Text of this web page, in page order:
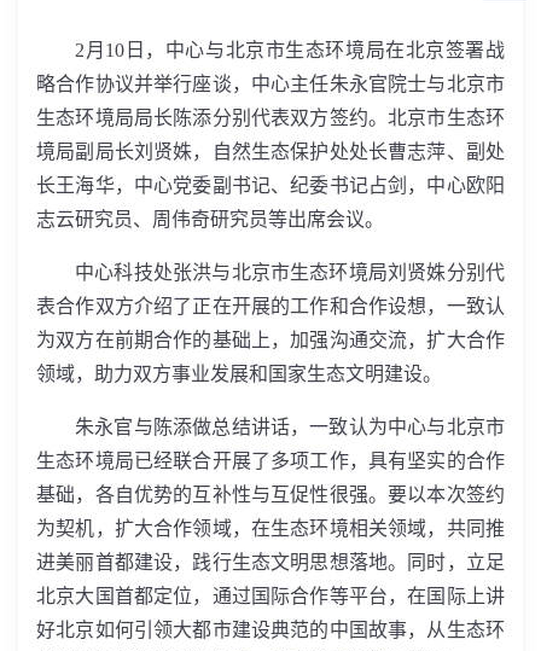
2 月 10 日，中心与北京市生态环境局在北京签署战
略合作协议并举行座谈，中心主任朱永官院士与北京市
生态环境局局长陈添分别代表双方签约。北京市生态环
境局副局长刘贤姝，自然生态保护处处长曹志萍、副处
长王海华，中心党委副书记、纪委书记占剑，中心欧阳
志云研究员、周伟奇研究员等出席会议。
中心科技处张洪与北京市生态环境局刘贤姝分别代
表合作双方介绍了正在开展的工作和合作设想，一致认
为双方在前期合作的基础上，加强沟通交流，扩大合作
领域，助力双方事业发展和国家生态文明建设。
朱永官与陈添做总结讲话，一致认为中心与北京市
生态环境局已经联合开展了多项工作，具有坚实的合作
基础，各自优势的互补性与互促性很强。要以本次签约
为契机，扩大合作领域，在生态环境相关领域，共同推
进美丽首都建设，践行生态文明思想落地。同时，立足
北京大国首都定位，通过国际合作等平台，在国际上讲
好北京如何引领大都市建设典范的中国故事，从生态环